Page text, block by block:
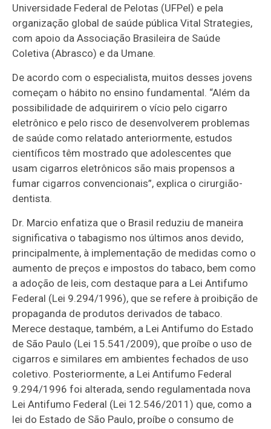
Universidade Federal de Pelotas (UFPel) e pela
organização global de saúde pública Vital Strategies,
com apoio da Associação Brasileira de Saúde
Coletiva (Abrasco) e da Umane.
De acordo com o especialista, muitos desses jovens
começam o hábito no ensino fundamental. “Além da
possibilidade de adquirirem o vício pelo cigarro
eletrônico e pelo risco de desenvolverem problemas
de saúde como relatado anteriormente, estudos
científicos têm mostrado que adolescentes que
usam cigarros eletrônicos são mais propensos a
fumar cigarros convencionais”, explica o cirurgião-
dentista.
Dr. Marcio enfatiza que o Brasil reduziu de maneira
significativa o tabagismo nos últimos anos devido,
principalmente, à implementação de medidas como o
aumento de preços e impostos do tabaco, bem como
a adoção de leis, com destaque para a Lei Antifumo
Federal (Lei 9.294/1996), que se refere à proibição de
propaganda de produtos derivados de tabaco.
Merece destaque, também, a Lei Antifumo do Estado
de São Paulo (Lei 15.541/2009), que proíbe o uso de
cigarros e similares em ambientes fechados de uso
coletivo. Posteriormente, a Lei Antifumo Federal
9.294/1996 foi alterada, sendo regulamentada nova
Lei Antifumo Federal (Lei 12.546/2011) que, como a
lei do Estado de São Paulo, proíbe o consumo de